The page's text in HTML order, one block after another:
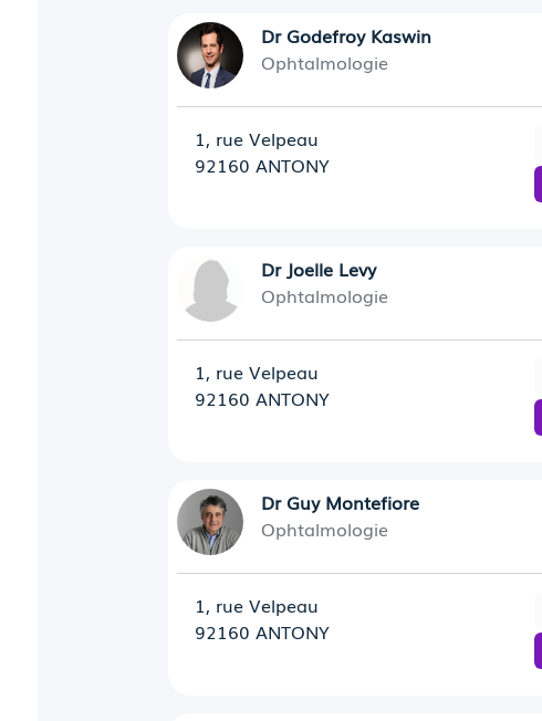
Dr Godefroy Kaswin
Ophtalmologie
1, rue Velpeau
92160 ANTONY
Dr Joelle Levy
Ophtalmologie
1, rue Velpeau
92160 ANTONY
Dr Guy Montefiore
Ophtalmologie
1, rue Velpeau
92160 ANTONY